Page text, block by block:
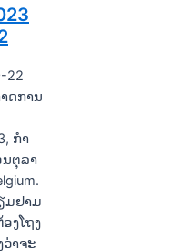
22
ດການ
ກໍາ
ນຕຸລາ
ມຢາມ
ງໂຖງ
ວ່າຈະ